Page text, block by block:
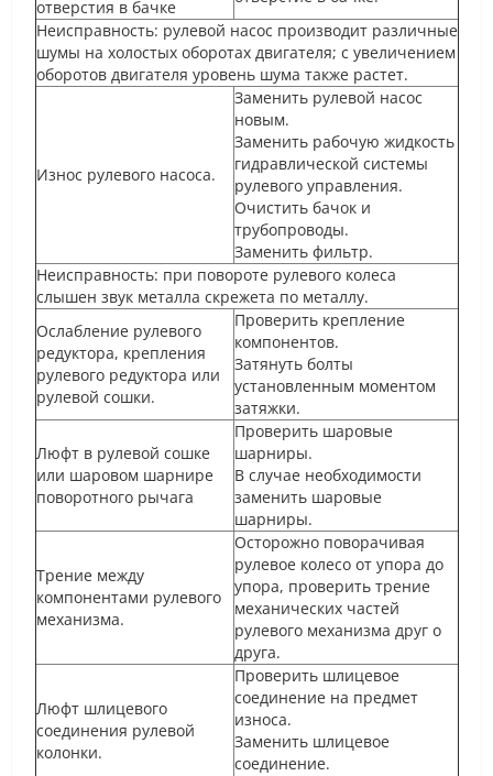
отверстия в бачке
Неисправность: рулевой насос производит различные
шумы на холостых оборотах двигателя; с увеличением
оборотов двигателя уровень шума также растет.
Износ рулевого насоса.
Заменить рулевой насос
новым.
Заменить рабочую жидкость
гидравлической системы
рулевого управления.
Очистить бачок и
трубопроводы.
Заменить фильтр.
Неисправность: при повороте рулевого колеса
слышен звук металла скрежета по металлу.
Ослабление рулевого
редуктора, крепления
рулевого редуктора или
рулевой сошки.
Проверить крепление
компонентов.
Затянуть болты
установленным моментом
затяжки.
Люфт в рулевой сошке
или шаровом шарнире
поворотного рычага
Проверить шаровые
шарниры.
В случае необходимости
заменить шаровые
шарниры.
Трение между
компонентами рулевого
механизма.
Осторожно поворачивая
рулевое колесо от упора до
упора, проверить трение
механических частей
рулевого механизма друг о
друга.
Люфт шлицевого
соединения рулевой
колонки.
Проверить шлицевое
соединение на предмет
износа.
Заменить шлицевое
соединение.